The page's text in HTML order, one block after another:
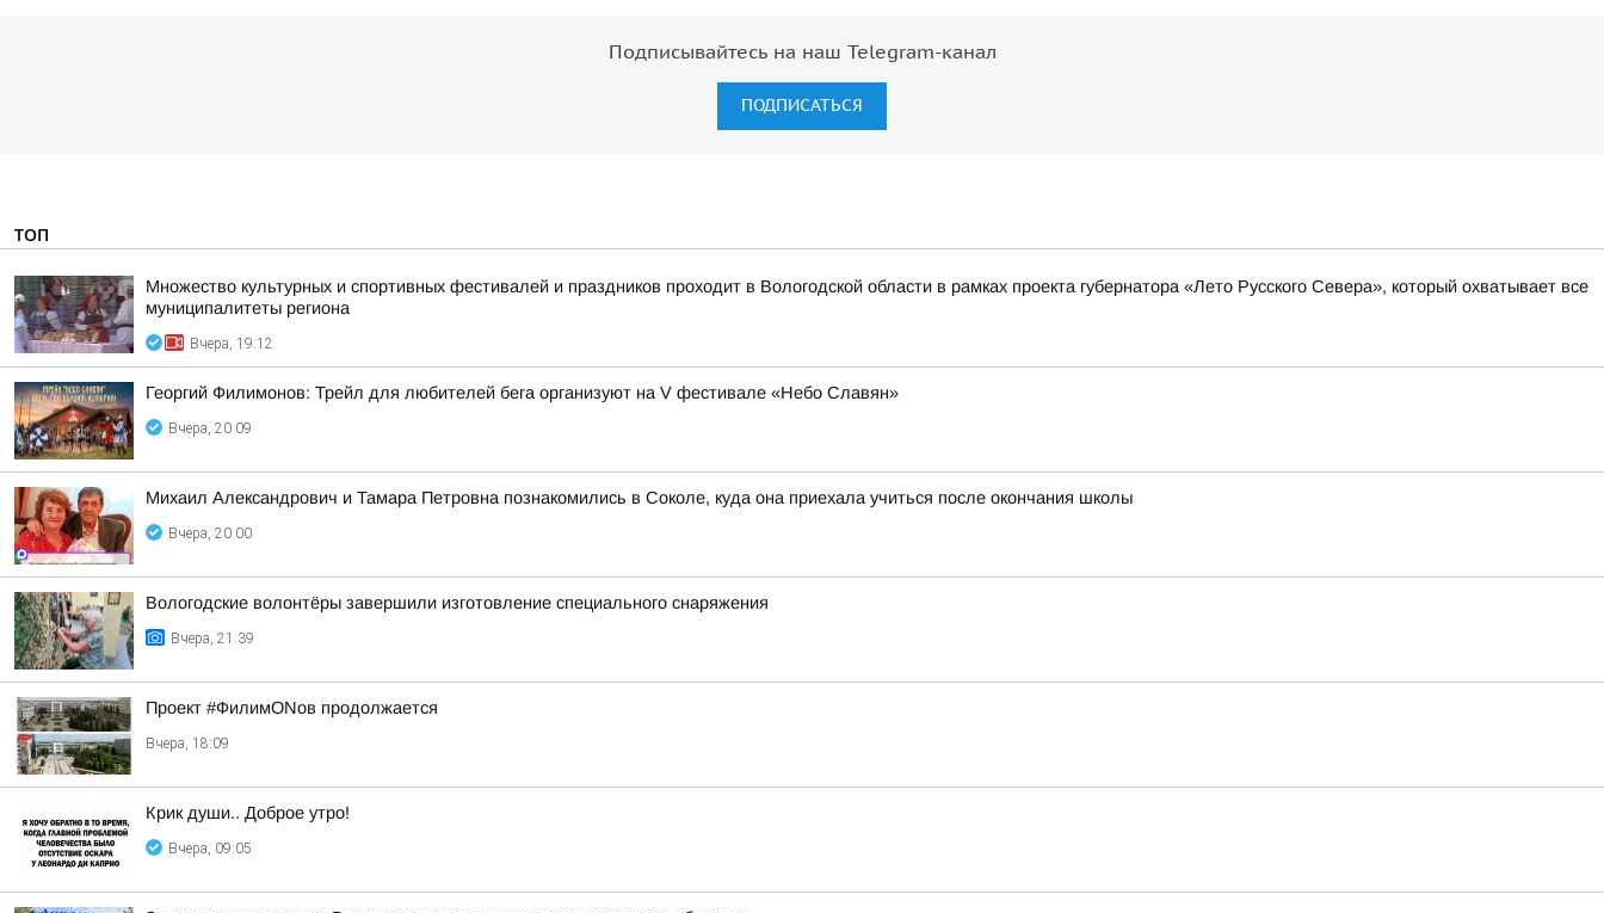
Подписывайтесь на наш Telegram-канал
ПОДПИСАТЬСЯ
ТОП
Множество культурных и спортивных фестивалей и праздников проходит в Вологодской области в рамках проекта губернатора «Лето Русского Севера», который охватывает все
муниципалитеты региона
Вчера, 19:12
Георгий Филимонов: Трейл для любителей бега организуют на V фестивале «Небо Славян»
Вчера, 20:09
Михаил Александрович и Тамара Петровна познакомились в Соколе, куда она приехала учиться после окончания школы
Вчера, 20:00
Вологодские волонтёры завершили изготовление специального снаряжения
Вчера, 21:39
Проект #ФилимONов продолжается
Вчера, 18:09
Крик души.. Доброе утро!
Вчера, 09:05